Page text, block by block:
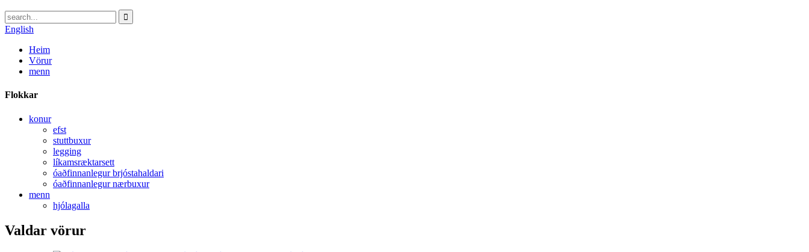
English
Heim
Vörur
menn
Flokkar
konur
efst
stuttbuxur
legging
líkamsræktarsett
óaðfinnanlegur brjóstahaldari
óaðfinnanlegur nærbuxur
menn
hjólagalla
Valdar vörur